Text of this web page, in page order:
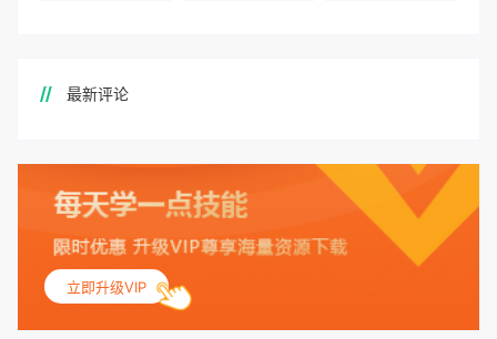
最新评论
立即升级VIP